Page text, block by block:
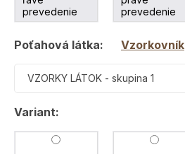
prevedenie
prevedenie
Poťahová látka: Vzorkovník
VZORKY LÁTOK - skupina 1
Variant: